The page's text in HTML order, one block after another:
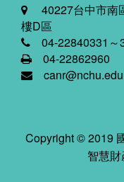
40227台中市南
樓D區
04-22840331～
04-22862960
Copyright © 2019
智慧